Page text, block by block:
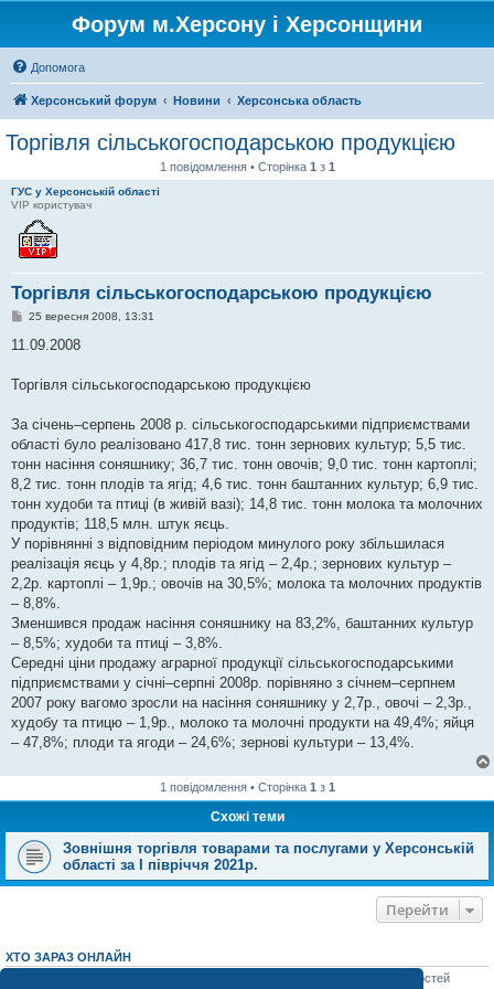
Форум м.Херсону і Херсонщини
Допомога
Херсонський форум Новини Херсонська область
Торгівля сільськогосподарською продукцією
1 повідомлення • Сторінка 1 з 1
ГУС у Херсонській області
VIP користувач
Торгівля сільськогосподарською продукцією
П
о
м
е
н
я
25 вересня 2008, 13:31
11.09.2008
Торгівля сільськогосподарською продукцією
За січень–серпень 2008 р. сільськогосподарськими підприємствами
області було реалізовано 417,8 тис. тонн зернових культур; 5,5 тис.
тонн насіння соняшнику; 36,7 тис. тонн овочів; 9,0 тис. тонн картоплі;
8,2 тис. тонн плодів та ягід; 4,6 тис. тонн баштанних культур; 6,9 тис.
тонн худоби та птиці (в живій вазі); 14,8 тис. тонн молока та молочних
продуктів; 118,5 млн. штук яєць.
У порівнянні з відповідним періодом минулого року збільшилася
реалізація яєць у 4,8р.; плодів та ягід – 2,4р.; зернових культур –
2,2р. картоплі – 1,9р.; овочів на 30,5%; молока та молочних продуктів
– 8,8%.
Зменшився продаж насіння соняшнику на 83,2%, баштанних культур
– 8,5%; худоби та птиці – 3,8%.
Середні ціни продажу аграрної продукції сільськогосподарськими
підприємствами у січні–серпні 2008р. порівняно з січнем–серпнем
2007 року вагомо зросли на насіння соняшнику у 2,7р., овочі – 2,3р.,
худобу та птицю – 1,9р., молоко та молочні продукти на 49,4%; яйця
– 47,8%; плоди та ягоди – 24,6%; зернові культури – 13,4%.
1 повідомлення • Сторінка 1 з 1
Схожі теми
Зовнішня торгівля товарами та послугами у Херсонській
області за І півріччя 2021р.
Перейти
ХТО ЗАРАЗ ОНЛАЙН
і 7 гостей